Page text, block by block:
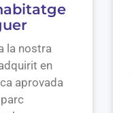
la nostra
en
aprovada